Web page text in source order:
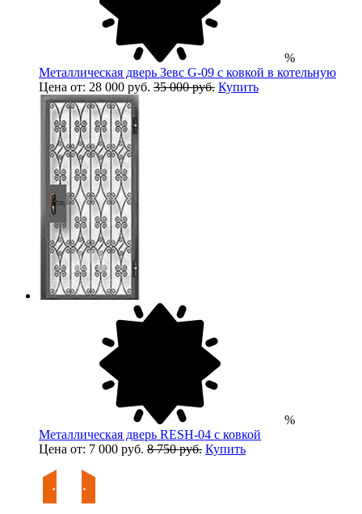
%
Металлическая дверь Зевс G-09 с ковкой в котельную
Цена от: 28 000 руб. 35 000 руб. Купить
%
Металлическая дверь RESH-04 с ковкой
Цена от: 7 000 руб. 8 750 руб. Купить